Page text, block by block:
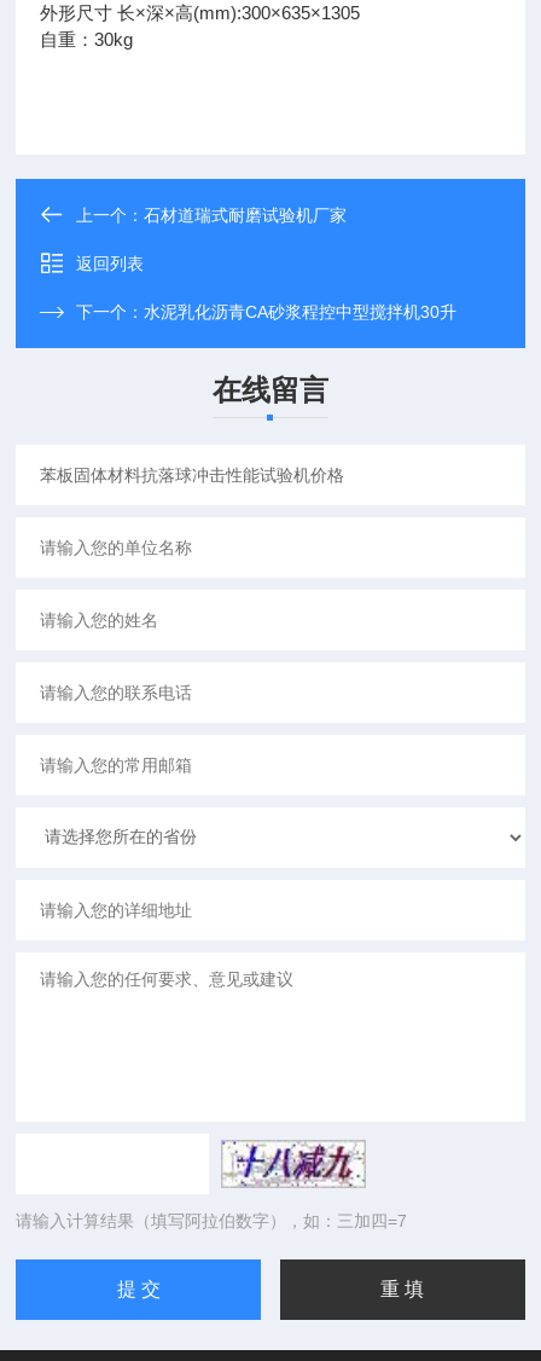
外形尺寸 长×深×高(mm):300×635×1305
自重：30kg
上一个：石材道瑞式耐磨试验机厂家
返回列表
下一个：水泥乳化沥青CA砂浆程控中型搅拌机30升
在线留言
请输入计算结果（填写阿拉伯数字），如：三加四=7